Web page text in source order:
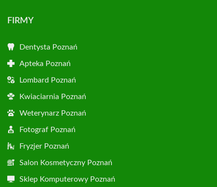
FIRMY
Dentysta Poznań
Apteka Poznań
Lombard Poznań
Kwiaciarnia Poznań
Weterynarz Poznań
Fotograf Poznań
Fryzjer Poznań
Salon Kosmetyczny Poznań
Sklep Komputerowy Poznań